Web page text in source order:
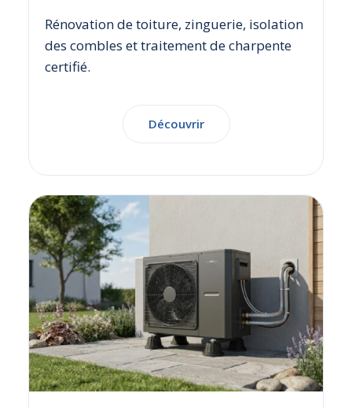
Rénovation de toiture, zinguerie, isolation
des combles et traitement de charpente
certifié.
Découvrir